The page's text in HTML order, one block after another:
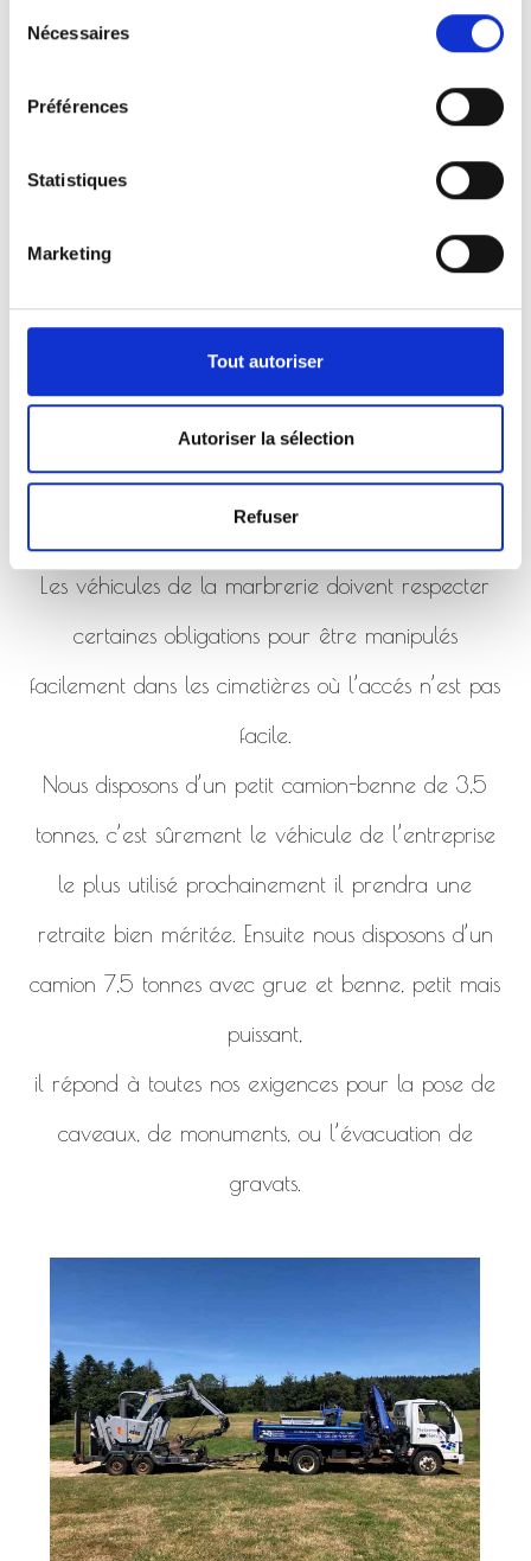
Nécessaires
Préférences
Statistiques
Marketing
Tout autoriser
Autoriser la sélection
Refuser
Pour répondre aux demandes de notre clientèle,
véhicules.
Que ça soit pour l’activité de pompes funèbres ou
Les véhicules de la marbrerie doivent respecter
certaines obligations pour être manipulés
facilement dans les cimetières où l’accés n’est pas
facile.
Nous disposons d’un petit camion-benne de 3,5
tonnes, c’est sûrement le véhicule de l’entreprise
le plus utilisé prochainement il prendra une
retraite bien méritée. Ensuite nous disposons d’un
camion 7,5 tonnes avec grue et benne, petit mais
puissant,
il répond à toutes nos exigences pour la pose de
caveaux, de monuments, ou l’évacuation de
gravats.